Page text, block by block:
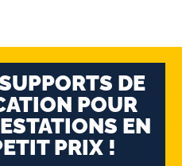
DE
POUR
EN
PRIX !